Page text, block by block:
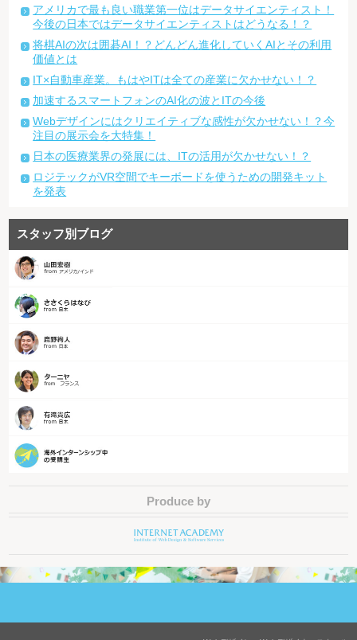
アメリカで最も良い職業第一位はデータサイエンティスト！
今後の日本ではデータサイエンティストはどうなる！？
将棋AIの次は囲碁AI！？どんどん進化していくAIとその利用
価値とは
IT×自動車産業。もはやITは全ての産業に欠かせない！？
加速するスマートフォンのAI化の波とITの今後
Webデザインにはクリエイティブな感性が欠かせない！？今
注目の展示会を大特集！
日本の医療業界の発展には、ITの活用が欠かせない！？
ロジテックがVR空間でキーボードを使うための開発キット
を発表
スタッフ別ブログ
Produce by